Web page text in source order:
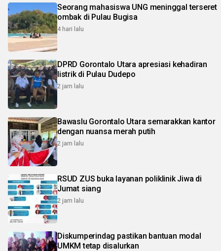
Seorang mahasiswa UNG meninggal terseret
ombak di Pulau Bugisa
4 hari lalu
DPRD Gorontalo Utara apresiasi kehadiran
listrik di Pulau Dudepo
2 jam lalu
Bawaslu Gorontalo Utara semarakkan kantor
dengan nuansa merah putih
2 jam lalu
RSUD ZUS buka layanan poliklinik Jiwa di
Jumat siang
2 jam lalu
Diskumperindag pastikan bantuan modal
UMKM tetap disalurkan